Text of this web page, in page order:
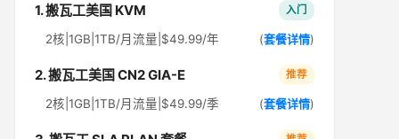
1. 搬瓦工美国 KVM 入门
2核|1GB|1TB/月流量|$49.99/年 (套餐详情)
2. 搬瓦工美国 CN2 GIA-E 推荐
2核|1GB|1TB/月流量|$49.99/季 (套餐详情)